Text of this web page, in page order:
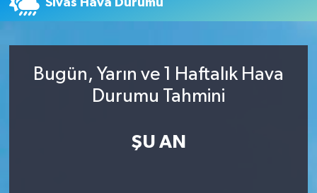
Sivas Hava Durumu
Bugün, Yarın ve 1 Haftalık Hava
Durumu Tahmini
ŞU AN
Süper Lig Puan Durumu ve Fikstür
Son Dakika Haberleri